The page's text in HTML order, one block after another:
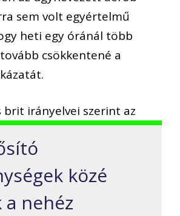
sem volt egyértelmű
heti egy óránál több
csökkentené a
brit irányelvei szerint az
közé
nehéz